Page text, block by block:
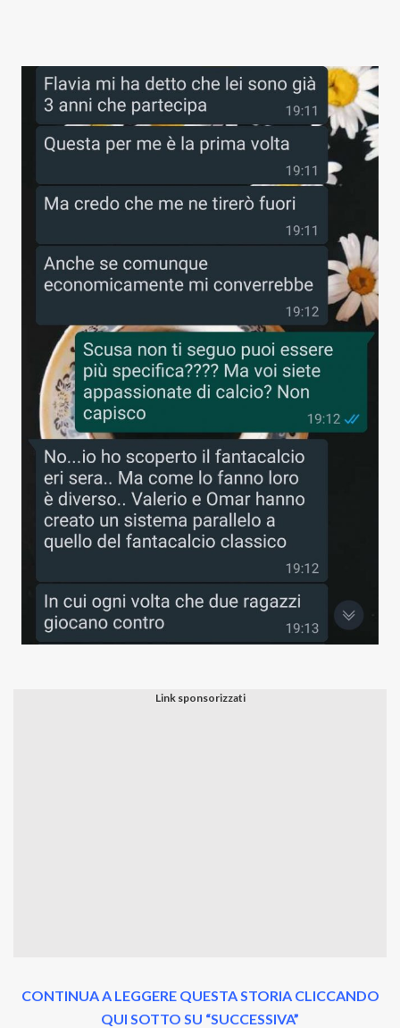
CONTINUA A LEGGERE QUESTA STORIA CLICCANDO
QUI SOTTO SU “SUCCESSIVA”